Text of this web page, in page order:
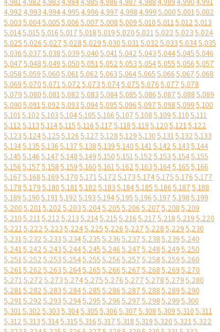
4,9924,9934,9944,9954,9964,9974,9984,9995,0005,0015,002
5,0035,0045,0055,0065,0075,0085,0095,0105,0115,0125,013
5,0145,0155,0165,0175,0185,0195,0205,0215,0225,0235,024
5,0255,0265,0275,0285,0295,0305,0315,0325,0335,0345,035
5,0365,0375,0385,0395,0405,0415,0425,0435,0445,0455,046
5,0475,0485,0495,0505,0515,0525,0535,0545,0555,0565,057
5,0585,0595,0605,0615,0625,0635,0645,0655,0665,0675,068
5,0695,0705,0715,0725,0735,0745,0755,0765,0775,078
5,0795,0805,0815,0825,0835,0845,0855,0865,0875,0885,089
5,0905,0915,0925,0935,0945,0955,0965,0975,0985,0995,100
5,1015,1025,1035,1045,1055,1065,1075,1085,1095,1105,111
5,1125,1135,1145,1155,1165,1175,1185,1195,1205,1215,122
5,1235,1245,1255,1265,1275,1285,1295,1305,1315,1325,133
5,1345,1355,1365,1375,1385,1395,1405,1415,1425,1435,144
5,1455,1465,1475,1485,1495,1505,1515,1525,1535,1545,155
5,1565,1575,1585,1595,1605,1615,1625,1635,1645,1655,166
5,1675,1685,1695,1705,1715,1725,1735,1745,1755,1765,177
5,1785,1795,1805,1815,1825,1835,1845,1855,1865,1875,188
5,1895,1905,1915,1925,1935,1945,1955,1965,1975,1985,199
5,2005,2015,2025,2035,2045,2055,2065,2075,2085,209
5,2105,2115,2125,2135,2145,2155,2165,2175,2185,2195,220
5,2215,2225,2235,2245,2255,2265,2275,2285,2295,230
5,2315,2325,2335,2345,2355,2365,2375,2385,2395,240
5,2415,2425,2435,2445,2455,2465,2475,2485,2495,250
5,2515,2525,2535,2545,2555,2565,2575,2585,2595,260
5,2615,2625,2635,2645,2655,2665,2675,2685,2695,270
5,2715,2725,2735,2745,2755,2765,2775,2785,2795,280
5,2815,2825,2835,2845,2855,2865,2875,2885,2895,290
5,2915,2925,2935,2945,2955,2965,2975,2985,2995,300
5,3015,3025,3035,3045,3055,3065,3075,3085,3095,3105,311
5,3125,3135,3145,3155,3165,3175,3185,3195,3205,3215,322